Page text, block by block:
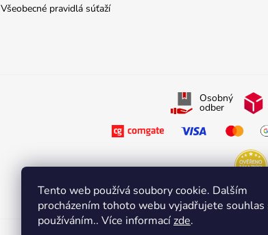
Tento web používá soubory cookie. Dalším
procházením tohoto webu vyjadřujete souhlas
používáním.. Více informacízde.
Všeobecné pravidlá súťaží
Osobný
odber
Sledujte nás na Facebooku